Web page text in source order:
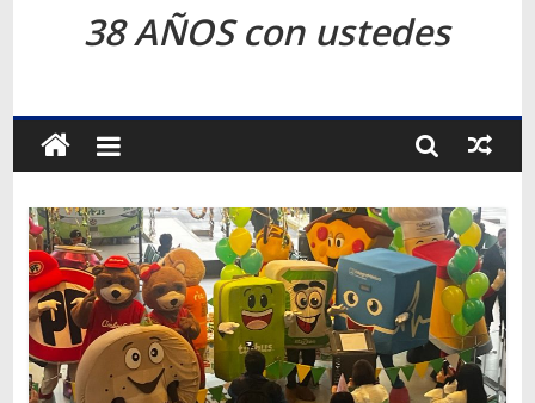
Revista
Transporte
Terrestre
Autos,
camiones,
motos,
información
del
mundo
del
38 AÑOS con ustedes